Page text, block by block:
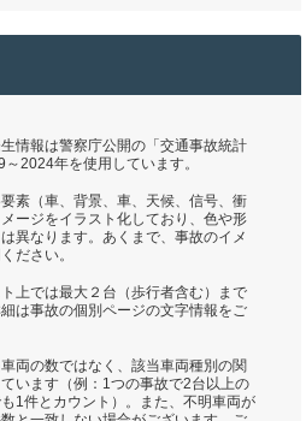
情報は警察庁公開の「交通事故統計
2024年を使用しています。
素（車、背景、車、天候、信号、衝
ージをイラスト化しており、色や形
異なります。あくまで、事故のイメ
ださい。
上では最大２台（歩行者含む）まで
は事故の個別ページの文字情報をご
両の数ではなく、該当車両種別の関
います（例：1つの事故で2台以上の
1件とカウント）。また、不明車両が